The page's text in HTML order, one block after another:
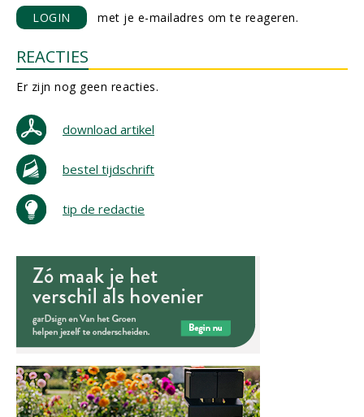
LOGIN met je e-mailadres om te reageren.
REACTIES
Er zijn nog geen reacties.
download artikel
bestel tijdschrift
tip de redactie